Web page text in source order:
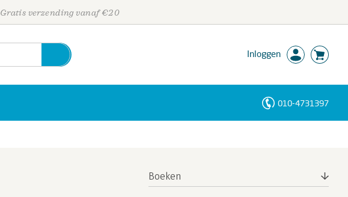
Gratis verzending vanaf €20
Inloggen
010-4731397
Boeken
Personen